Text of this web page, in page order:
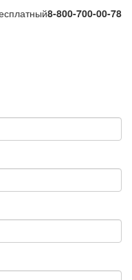
8-800-700-00-78